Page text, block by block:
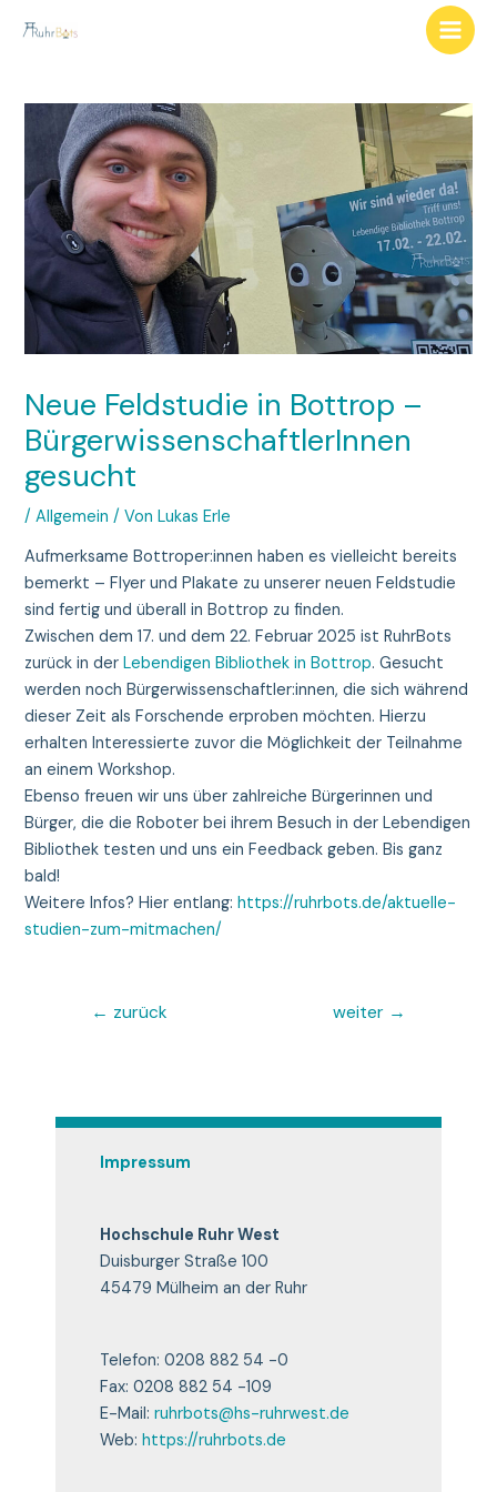
Inhalt
Main
Neue Feldstudie in Bottrop –
BürgerwissenschaftlerInnen
gesucht
/Allgemein / VonLukas Erle
Aufmerksame Bottroper:innen haben es vielleicht bereits
bemerkt – Flyer und Plakate zu unserer neuen Feldstudie
sind fertig und überall in Bottrop zu finden.
Zwischen dem 17. und dem 22. Februar 2025 ist RuhrBots
zurück in derLebendigen Bibliothek in Bottrop. Gesucht
werden noch Bürgerwissenschaftler:innen, die sich während
dieser Zeit als Forschende erproben möchten. Hierzu
erhalten Interessierte zuvor die Möglichkeit der Teilnahme
an einem Workshop.
Ebenso freuen wir uns über zahlreiche Bürgerinnen und
Bürger, die die Roboter bei ihrem Besuch in der Lebendigen
Bibliothek testen und uns ein Feedback geben. Bis ganz
bald!
Weitere Infos? Hier entlang:https://ruhrbots.de/aktuelle-
studien-zum-mitmachen/
Beitragsnavigation
← zurück weiter →
Impressum
Hochschule Ruhr West
Duisburger Straße 100
45479 Mülheim an der Ruhr
Telefon: 0208 882 54 -0
Fax: 0208 882 54 -109
E-Mail: ruhrbots@hs-ruhrwest.de
Web: https://ruhrbots.de